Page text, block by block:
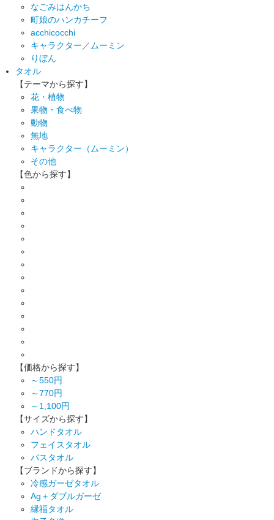
なごみはんかち
町娘のハンカチーフ
acchicocchi
キャラクター／ムーミン
りぼん
タオル
【テーマから探す】
花・植物
果物・食べ物
動物
無地
キャラクター（ムーミン）
その他
【色から探す】
【価格から探す】
～550円
～770円
～1,100円
【サイズから探す】
ハンドタオル
フェイスタオル
バスタオル
【ブランドから探す】
冷感ガーゼタオル
Ag＋ダブルガーゼ
縁福タオル